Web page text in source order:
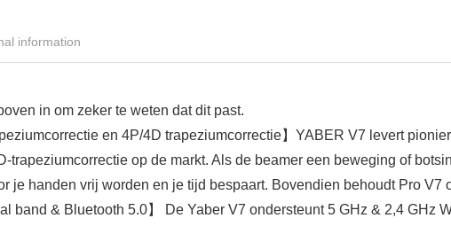
information
in om zeker te weten dat dit past.
en 4P/4D trapeziumcorrectie】YABER V7 levert
trapeziumcorrectie op de markt. Als de beamer een beweging of
je handen vrij worden en je tijd bespaart. Bovendien behoudt Pro V7
band & Bluetooth 5.0】 De Yaber V7 ondersteunt 5 GHz & 2,4